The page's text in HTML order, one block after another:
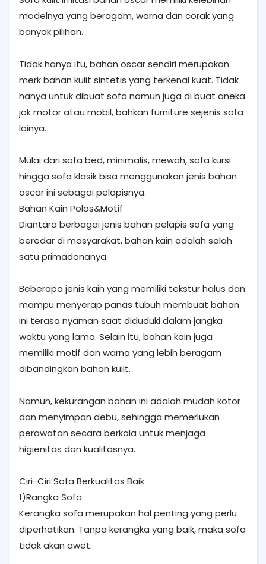
modelnya yang beragam, warna dan corak yang
banyak pilihan.
Tidak hanya itu, bahan oscar sendiri merupakan
merk bahan kulit sintetis yang terkenal kuat. Tidak
hanya untuk dibuat sofa namun juga di buat aneka
jok motor atau mobil, bahkan furniture sejenis sofa
lainya.
Mulai dari sofa bed, minimalis, mewah, sofa kursi
hingga sofa klasik bisa menggunakan jenis bahan
oscar ini sebagai pelapisnya.
Bahan Kain Polos&Motif
Diantara berbagai jenis bahan pelapis sofa yang
beredar di masyarakat, bahan kain adalah salah
satu primadonanya.
Beberapa jenis kain yang memiliki tekstur halus dan
mampu menyerap panas tubuh membuat bahan
ini terasa nyaman saat diduduki dalam jangka
waktu yang lama. Selain itu, bahan kain juga
memiliki motif dan warna yang lebih beragam
dibandingkan bahan kulit.
Namun, kekurangan bahan ini adalah mudah kotor
dan menyimpan debu, sehingga memerlukan
perawatan secara berkala untuk menjaga
higienitas dan kualitasnya.
Ciri-Ciri Sofa Berkualitas Baik
1)Rangka Sofa
Kerangka sofa merupakan hal penting yang perlu
diperhatikan. Tanpa kerangka yang baik, maka sofa
tidak akan awet.